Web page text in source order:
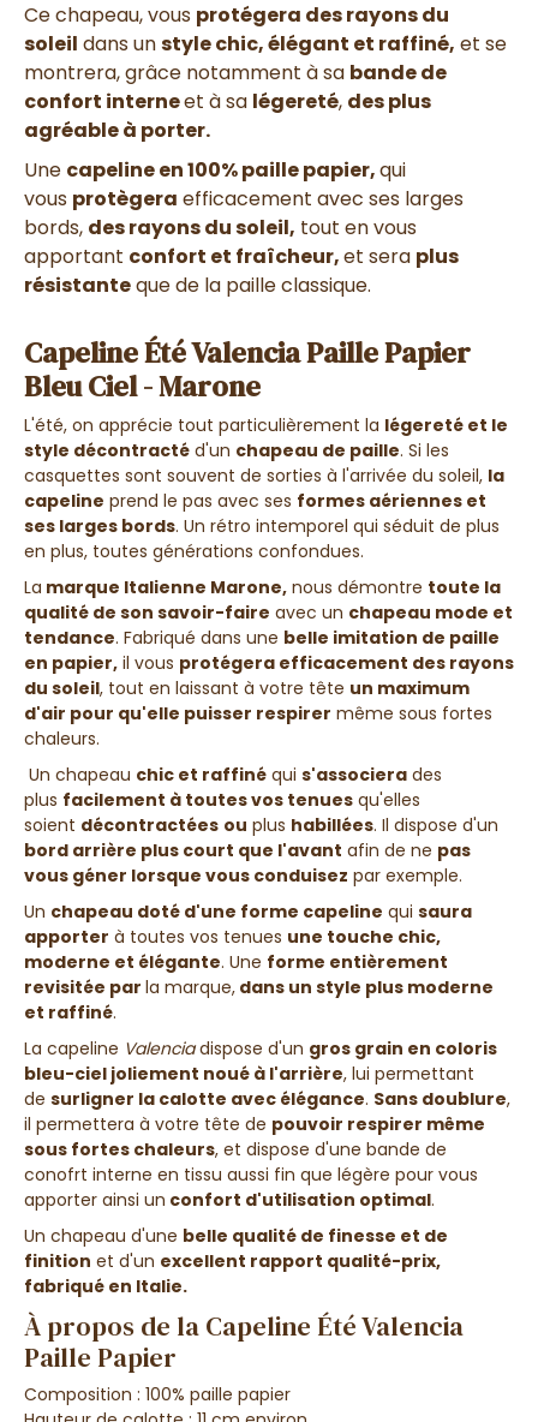
Ce chapeau, vous protégera des rayons du
soleil dans unstyle chic, élégant et raffiné, et se
montrera, grâce notamment à sa bande de
confort interneet à sa légereté, des plus
agréable à porter.
Une capeline en 100% paille papier,qui
vous protègera efficacement avec ses larges
bords, des rayons du soleil, tout en vous
apportant confort et fraîcheur,et sera plus
résistanteque de la paille classique.
Capeline Été Valencia Paille Papier
Bleu Ciel - Marone
L'été, on apprécie tout particulièrement la légereté et le
style décontracté d'un chapeau de paille. Si les
casquettes sont souvent de sorties à l'arrivée du soleil, la
capeline prend le pas avec ses formes aériennes et
ses larges bords. Un rétro intemporel qui séduit de plus
en plus, toutes générations confondues.
La marque Italienne Marone, nous démontre toute la
qualité de son savoir-faire avec un chapeau mode et
tendance. Fabriqué dans une belle imitation de paille
en papier, il vous protégera efficacement des rayons
du soleil, tout en laissant à votre tête un maximum
d'air pour qu'elle puisser respirer même sous fortes
chaleurs.
Un chapeau chic et raffiné qui s'associera des
plus facilement à toutes vos tenues qu'elles
soient décontractées ou plus habillées. Il dispose d'un
bord arrière plus court que l'avant afin de ne pas
vous géner lorsque vous conduisez par exemple.
Un chapeau doté d'une forme capeline qui saura
apporter à toutes vos tenues une touche chic,
moderne et élégante. Une forme entièrement
revisitée par la marque, dans un style plus moderne
et raffiné.
La capeline Valenciadispose d'un gros grain en coloris
bleu-ciel joliement noué à l'arrière, lui permettant
de surligner la calotte avec élégance. Sans doublure,
il permettera à votre tête de pouvoir respirer même
sous fortes chaleurs, et dispose d'une bande de
conofrt interne en tissu aussi fin que légère pour vous
apporter ainsi un confort d'utilisation optimal.
Un chapeau d'une belle qualité de finesse et de
finition et d'un excellent rapport qualité-prix,
fabriqué en Italie.
À propos de la Capeline Été Valencia
Paille Papier
Composition : 100% paille papier